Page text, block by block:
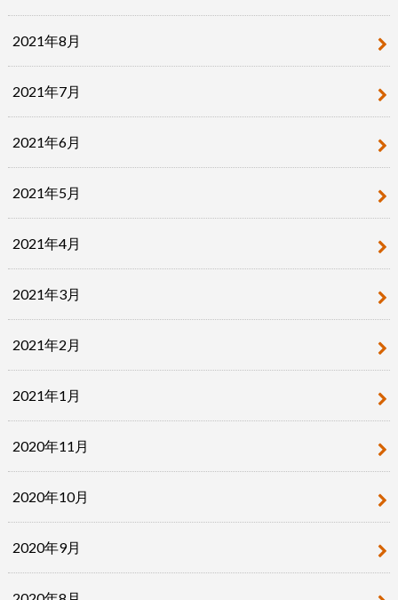
2021年8月
2021年7月
2021年6月
2021年5月
2021年4月
2021年3月
2021年2月
2021年1月
2020年11月
2020年10月
2020年9月